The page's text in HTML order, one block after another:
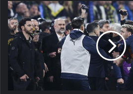
PFDK
açıkladı!
Galatasaraylı
futbolcuların
cezası
oldu...